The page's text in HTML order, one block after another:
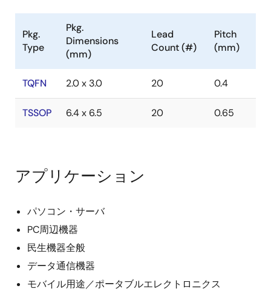
Pkg.
Type
Pkg.
Dimensions
(mm)
Lead
Count (#)
Pitch
(mm)
TQFN 2.0 x 3.0 20 0.4
TSSOP 6.4 x 6.5 20 0.65
アプリケーション
パソコン・サーバ
PC周辺機器
民生機器全般
データ通信機器
モバイル用途／ポータブルエレクトロニクス